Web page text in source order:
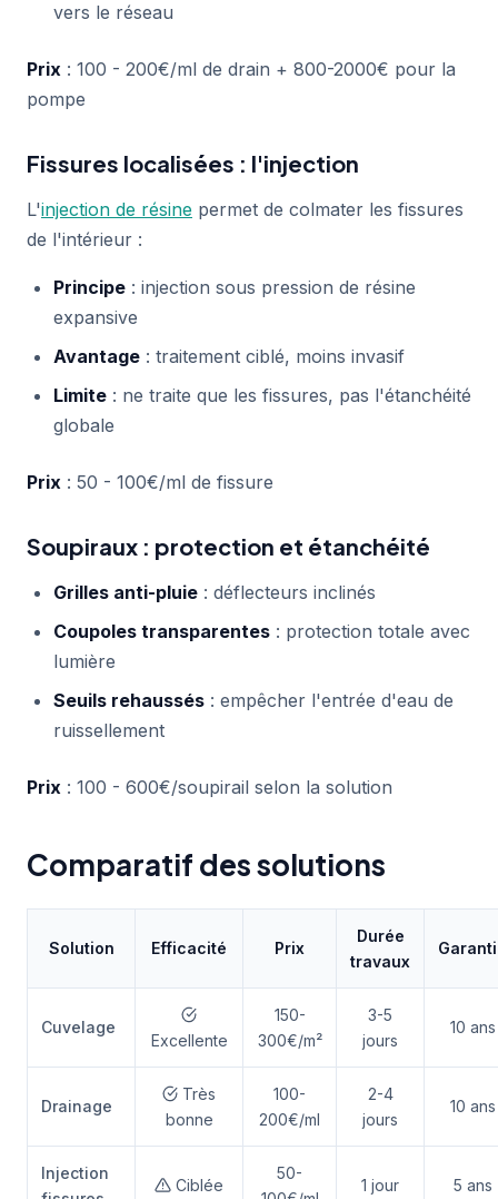
vers le réseau
Prix : 100 - 200€/ml de drain + 800-2000€ pour la
pompe
Fissures localisées : l'injection
L'injection de résine permet de colmater les fissures
de l'intérieur :
Principe : injection sous pression de résine
expansive
Avantage : traitement ciblé, moins invasif
Limite : ne traite que les fissures, pas l'étanchéité
globale
Prix : 50 - 100€/ml de fissure
Soupiraux : protection et étanchéité
Grilles anti-pluie : déflecteurs inclinés
Coupoles transparentes : protection totale avec
lumière
Seuils rehaussés : empêcher l'entrée d'eau de
ruissellement
Prix : 100 - 600€/soupirail selon la solution
Comparatif des solutions
Solution Efficacité Prix
Durée
travaux
Cuvelage
Excellente
150-
300€/m²
3-5
jours
10 ans
Drainage
Très
bonne
100-
200€/ml
2-4
jours
10 ans
Injection
Ciblée
50-
1 jour 5 ans